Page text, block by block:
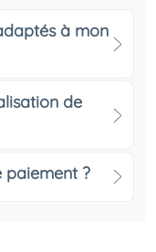
à mon
de
paiement ?